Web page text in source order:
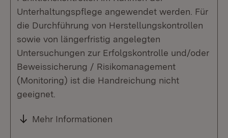
Unterhaltungspflege angewendet werden. Für
die Durchführung von Herstellungskontrollen
sowie von längerfristig angelegten
Untersuchungen zur Erfolgskontrolle und/oder
Beweissicherung / Risikomanagement
(Monitoring) ist die Handreichung nicht
geeignet.
Mehr Informationen